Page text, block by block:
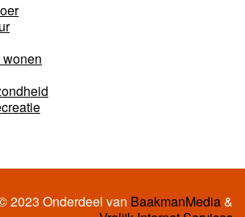
2023 Onderdeel van BaakmanMedia&